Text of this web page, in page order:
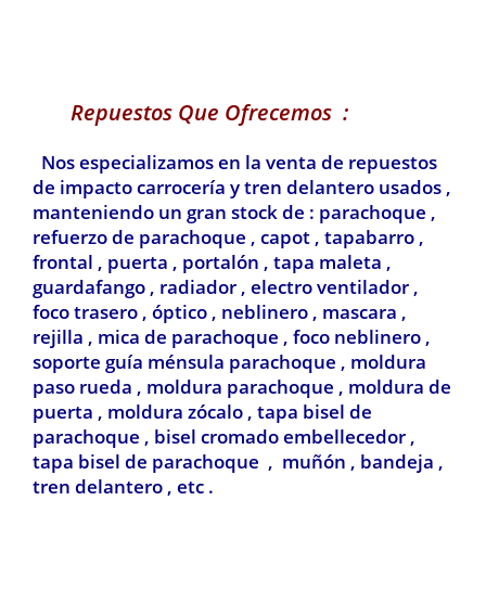
Repuestos Que Ofrecemos :
Nos especializamos en la venta de repuestos
de impacto carrocería y tren delantero usados ,
manteniendo un gran stock de : parachoque ,
refuerzo de parachoque , capot , tapabarro ,
frontal , puerta , portalón , tapa maleta ,
guardafango , radiador , electro ventilador ,
foco trasero , óptico , neblinero , mascara ,
rejilla , mica de parachoque , foco neblinero ,
soporte guía ménsula parachoque , moldura
paso rueda , moldura parachoque , moldura de
puerta , moldura zócalo , tapa bisel de
parachoque , bisel cromado embellecedor ,
tapa bisel de parachoque , muñón , bandeja ,
tren delantero , etc .